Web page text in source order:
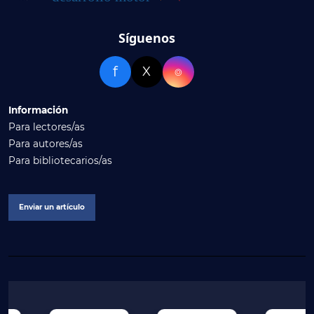
Síguenos
f X ⌾
Información
Para lectores/as
Para autores/as
Para bibliotecarios/as
Enviar un artículo